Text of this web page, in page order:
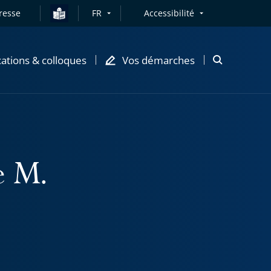
FR Accessibilité
& colloques Vos démarches
Ouvrir
M.